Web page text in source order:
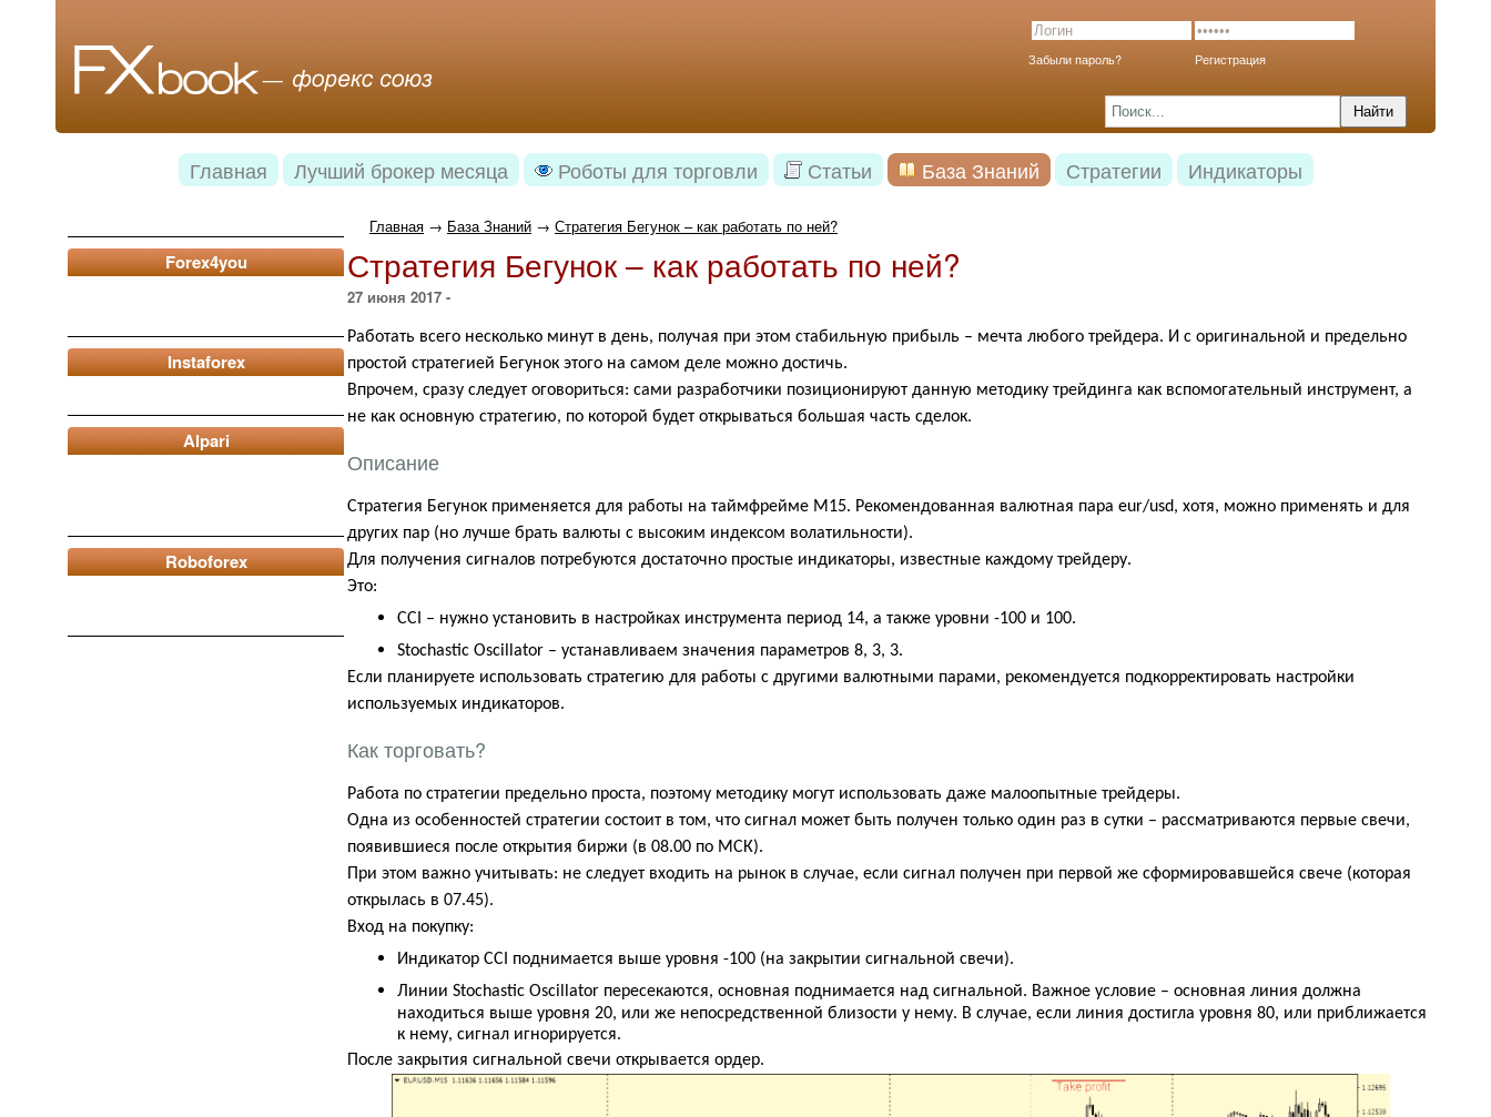
Забыли пароль? Регистрация
Главная Лучший брокер месяца Роботы для торговли Статьи База Знаний Стратегии Индикаторы
Forex4you
Instaforex
Alpari
Roboforex
Главная → База Знаний → Стратегия Бегунок – как работать по ней?
Стратегия Бегунок – как работать по ней?
27 июня 2017 -
Работать всего несколько минут в день, получая при этом стабильную прибыль – мечта любого трейдера. И с оригинальной и предельно
простой стратегией Бегунок этого на самом деле можно достичь.
Впрочем, сразу следует оговориться: сами разработчики позиционируют данную методику трейдинга как вспомогательный инструмент, а
не как основную стратегию, по которой будет открываться большая часть сделок.
Описание
Стратегия Бегунок применяется для работы на таймфрейме М15. Рекомендованная валютная пара eur/usd, хотя, можно применять и для
других пар (но лучше брать валюты с высоким индексом волатильности).
Для получения сигналов потребуются достаточно простые индикаторы, известные каждому трейдеру.
Это:
CCI
– нужно установить в настройках инструмента период 14, а также уровни -100 и 100.
Stochastic Oscillator – устанавливаем значения параметров 8, 3, 3.
Если планируете использовать стратегию для работы с другими валютными парами, рекомендуется подкорректировать настройки
используемых индикаторов.
Как торговать?
Работа по стратегии предельно проста, поэтому методику могут использовать даже малоопытные трейдеры.
Одна из особенностей стратегии состоит в том, что сигнал может быть получен только один раз в сутки – рассматриваются первые свечи,
появившиеся после открытия биржи (в 08.00 по МСК).
При этом важно учитывать: не следует входить на рынок в случае, если сигнал получен при первой же сформировавшейся свече (которая
открылась в 07.45).
Вход на покупку:
Индикатор CCI
поднимается выше уровня -100 (на закрытии сигнальной свечи).
Линии Stochastic Oscillator пересекаются, основная поднимается над сигнальной. Важное условие – основная линия должна
находиться выше уровня 20, или же непосредственной близости у нему. В случае, если линия достигла уровня 80, или приближается
к нему, сигнал игнорируется.
После закрытия сигнальной свечи открывается ордер.